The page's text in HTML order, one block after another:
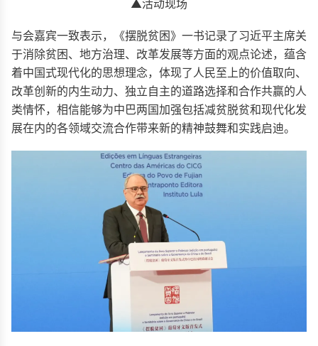
▲活动现场
与会嘉宾一致表示，《摆脱贫困》一书记录了习近平主席关
于消除贫困、地方治理、改革发展等方面的观点论述，蕴含
着中国式现代化的思想理念，体现了人民至上的价值取向、
改革创新的内生动力、独立自主的道路选择和合作共赢的人
类情怀，相信能够为中巴两国加强包括减贫脱贫和现代化发
展在内的各领域交流合作带来新的精神鼓舞和实践启迪。